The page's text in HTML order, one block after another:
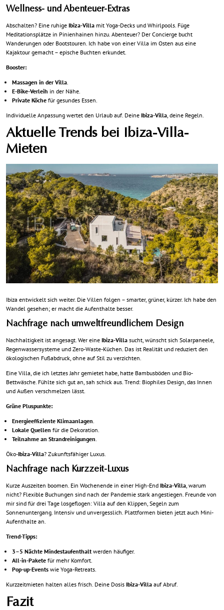
Wellness- und Abenteuer-Extras
Abschalten? Eine ruhige Ibiza-Villa mit Yoga-Decks und Whirlpools. Füge
Meditationsplätze in Pinienhainen hinzu. Abenteuer? Der Concierge bucht
Wanderungen oder Bootstouren. Ich habe von einer Villa im Osten aus eine
Kajaktour gemacht – epische Buchten erkundet.
Booster:
Massagen in der Villa.
E-Bike-Verleih in der Nähe.
Private Köche für gesundes Essen.
Individuelle Anpassung wertet den Urlaub auf. Deine Ibiza-Villa, deine Regeln.
Aktuelle Trends bei Ibiza-Villa-
Mieten
Ibiza entwickelt sich weiter. Die Villen folgen – smarter, grüner, kürzer. Ich habe den
Wandel gesehen; er macht die Aufenthalte besser.
Nachfrage nach umweltfreundlichem Design
Nachhaltigkeit ist angesagt. Wer eine Ibiza-Villa sucht, wünscht sich Solarpaneele,
Regenwassersysteme und Zero-Waste-Küchen. Das ist Realität und reduziert den
ökologischen Fußabdruck, ohne auf Stil zu verzichten.
Eine Villa, die ich letztes Jahr gemietet habe, hatte Bambusböden und Bio-
Bettwäsche. Fühlte sich gut an, sah schick aus. Trend: Biophiles Design, das Innen
und Außen verschmelzen lässt.
Grüne Pluspunkte:
Energieeffiziente Klimaanlagen
Lokale Quellen für die Dekoration.
Teilnahme an Strandreinigungen
Öko-Ibiza-Villa? Zukunftsfähiger Luxus.
Nachfrage nach Kurzzeit-Luxus
Kurze Auszeiten boomen. Ein Wochenende in einer High-End Ibiza-Villa , warum
nicht? Flexible Buchungen sind nach der Pandemie stark angestiegen. Freunde von
mir sind für drei Tage losgeflogen: Villa auf den Klippen, Segeln zum
Sonnenuntergang . Intensiv und unvergesslich. Plattformen bieten jetzt auch Mini-
Aufenthalte an.
Trend-Tipps:
3–5 Nächte Mindestaufenthalt werden häufiger.
All-in-Pakete für mehr Komfort.
Pop-up-Events wie Yoga-Retreats.
Kurzzeitmieten halten alles frisch. Deine Dosis Ibiza-Villa auf Abruf.
Fazit